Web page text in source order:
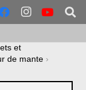
et
de mante ›